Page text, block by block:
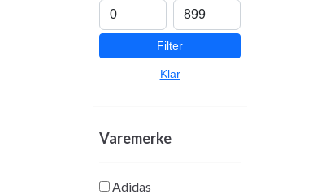
Filter
Klar
Varemerke
Adidas